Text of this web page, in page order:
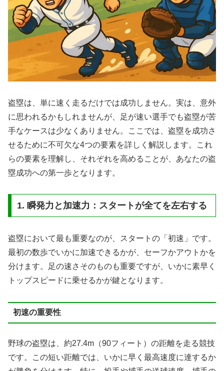
盗塁は、単に速く走るだけでは成功しません。実は、意外
に思われるかもしれませんが、足が速い選手でも盗塁が苦
手なケースは少なくありません。ここでは、盗塁を成功さ
せるために不可欠な4つの要素を詳しく解説します。これ
らの要素を理解し、それぞれを高めることが、あなたの盗
塁成功への第一歩となります。
1. 瞬発力と加速力：スタートが全てを左右する
盗塁において最も重要なのが、スタートの「初速」です。
最初の数歩でいかに加速できるかが、セーフかアウトかを
分けます。足の速さそのものも重要ですが、いかに素早く
トップスピードに乗せるかが鍵となります。
初速の重要性
野球の盗塁は、約27.4m（90フィート）の距離を走る競技
です。この短い距離では、いかに早く最高速度に達するか